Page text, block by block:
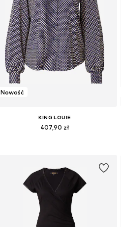
Nowość
KING LOUIE
407,90 zł